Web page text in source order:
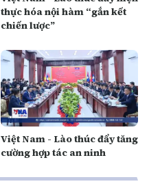
thực hóa nội hàm “gắn kết
chiến lược”
Việt Nam - Lào thúc đẩy tăng
cường hợp tác an ninh